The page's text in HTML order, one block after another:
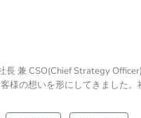
兼 CSO(Chief Strategy
様の想いを形にしてきました